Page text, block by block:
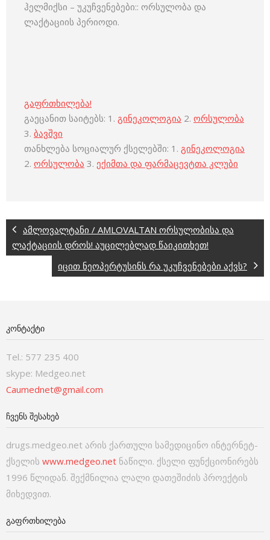
ჰელმიქსი – უკუჩვენებები:: ორსულობა და
ლაქტაციის პერიოდი.
გაფრთხილება!
გაეცანით საიტებს: 1. გინეკოლოგია 2. ორსულობა
3. ბავშვი
თანხლება სოციალურ ქსელებში: 1. გინეკოლოგია
2. ორსულობა 3. ექიმთა და ფარმაცევტთა კლუბი
ამლოვალტანი / AMLOVALTAN ორსულობისა და
ლაქტაციის დროს! აუცილებლად წაიკითხეთ!
იცით ნეოპერტუსინს რა უკუჩვენებები აქვს?
ᲙᲝᲜᲢᲐᲥᲢᲘ
Tel.: 577 235 400
skype: Medgeo.net
Caumednet@gmail.com
ᲩᲕᲔᲜᲡ ᲨᲔᲡᲐᲮᲔᲑ
drugs.medgeo.net არის ქართული სამედიცინო ინტერნეტ-
ქსელის www.medgeo.net ნაწილი. ქსელი ფუნქციონირებს
1996 წლიდან. შექმნილია ლალი დათეშიძის პროექტის
მიხედვით.
ᲒᲐᲤᲠᲗᲮᲘᲚᲔᲑᲐ